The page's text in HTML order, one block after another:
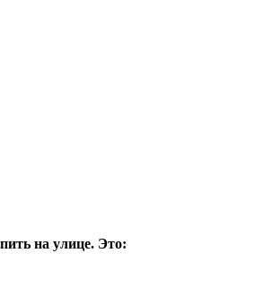
на улице. Это: